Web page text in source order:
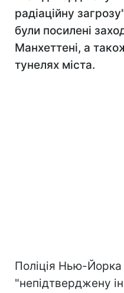
радіаційну
були посилені
Манхеттені, а
тунелях міста.
Поліція Нью-
"непідтверджену